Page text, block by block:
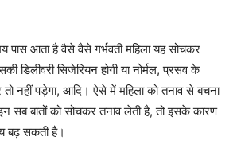
पास आता है वैसे वैसे गर्भवती महिला यह सोचकर
डिलीवरी सिजेरियन होगी या नोर्मल, प्रसव के
नहीं पड़ेगा, आदि। ऐसे में महिला को तनाव से बचना
इन सब बातों को सोचकर तनाव लेती है, तो इसके कारण
बढ़ सकती है।